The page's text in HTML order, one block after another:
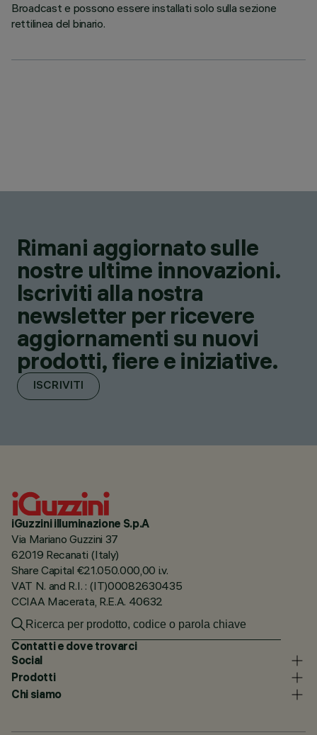
Broadcast e possono essere installati solo sulla sezione
rettilinea del binario.
Rimani aggiornato sulle
nostre ultime innovazioni.
Iscriviti alla nostra
newsletter per ricevere
aggiornamenti su nuovi
prodotti, fiere e iniziative.
ISCRIVITI
iGuzzini illuminazione S.p.A
Via Mariano Guzzini 37
62019 Recanati (Italy)
Share Capital €21.050.000,00 i.v.
VAT N. and R.I. : (IT)00082630435
CCIAA Macerata, R.E.A. 40632
Contatti e dove trovarci
Social
Prodotti
Chi siamo